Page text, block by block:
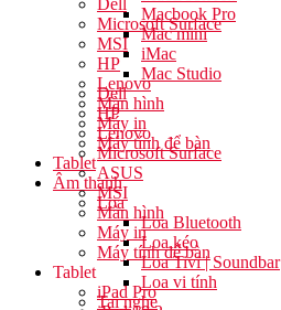
Dell
Microsoft Surface
MSI
HP
Lenovo
Màn hình
Máy in
Máy tính để bàn
Tablet
Âm thanh
Loa
Loa Bluetooth
Loa kéo
Loa Tivi | Soundbar
Loa vi tính
Tai nghe
Macbook Pro
Mac mini
iMac
Mac Studio
Dell
HP
Lenovo
Microsoft Surface
ASUS
MSI
Màn hình
Máy in
Máy tính để bàn
Tablet
iPad Pro